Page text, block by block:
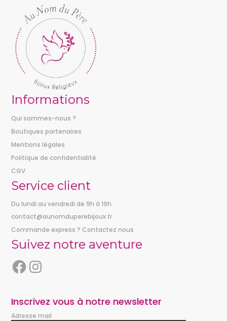
Informations
Qui sommes-nous ?
Boutiques partenaires
Mentions légales
Politique de confidentialité
CGV
Service client
Du lundi au vendredi de 9h à 19h
contact@aunomduperebijoux.fr
Commande express ? Contactez nous
Suivez notre aventure
F
e
b
o
t
a
g
Inscrivez vous à notre newsletter
Adresse mail